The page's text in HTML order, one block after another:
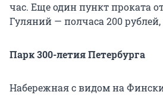
час. Еще один пункт проката
Гуляний — полчаса 200 рублей,
Парк 300-летия Петербурга
Набережная с видом на